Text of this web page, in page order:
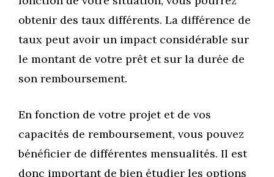
obtenir des taux différents. La différence de
taux peut avoir un impact considérable sur
le montant de votre prêt et sur la durée de
son remboursement.
En fonction de votre projet et de vos
capacités de remboursement, vous pouvez
bénéficier de différentes mensualités. Il est
donc important de bien étudier les options